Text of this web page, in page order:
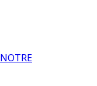
NOTRE